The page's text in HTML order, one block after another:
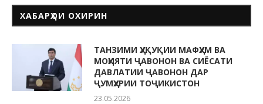
ХАБАРҲОИ ОХИРИН
ТАНЗИМИ ҲУҚУҚИИ МАФҲУМ ВА
МОҲИЯТИ ҶАВОНОН ВА СИЁСАТИ
ДАВЛАТИИ ҶАВОНОН ДАР
ҶУМҲУРИИ ТОҶИКИСТОН
23.05.2026